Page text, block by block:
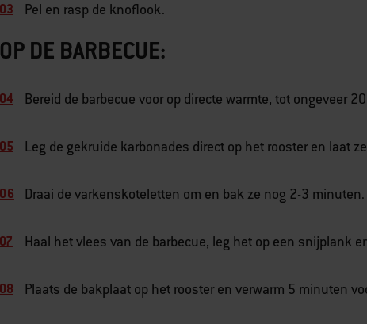
Pel en rasp de knoflook.
OP DE BARBECUE:
Bereid de barbecue voor op directe warmte, tot ongeveer
Leg de gekruide karbonades direct op het rooster en laat
Draai de varkenskoteletten om en bak ze nog 2-3 minuten.
Haal het vlees van de barbecue, leg het op een snijplank
Plaats de bakplaat op het rooster en verwarm 5 minuten